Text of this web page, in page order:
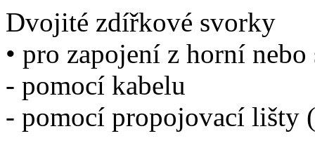
Dvojité zdířkové svorky
• pro zapojení z horní
- pomocí kabelu
- pomocí propojovací lišty